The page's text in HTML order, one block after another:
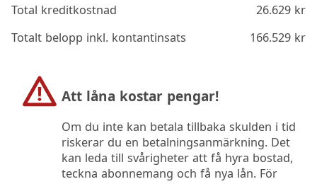
Total kreditkostnad
26.629kr
Totalt belopp inkl. kontantinsats
166.529kr
Att låna kostar pengar!
Om du inte kan betala tillbaka skulden i tid
riskerar du en betalningsanmärkning. Det
kan leda till svårigheter att få hyra bostad,
teckna abonnemang och få nya lån. För